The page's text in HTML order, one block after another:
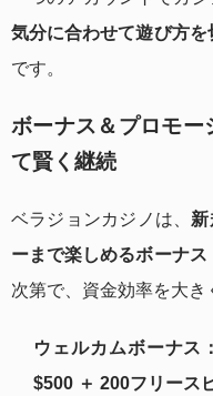
気分に合わせて遊び方を
です。
ボーナス＆プロモー
て賢く継続
ベラジョンカジノは、 新
ーまで楽しめるボーナス
次第で、資金効率を大き
ウェルカムボーナス
$500 ＋ 200フリース